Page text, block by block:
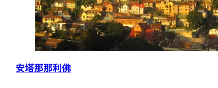
安塔那那利佛